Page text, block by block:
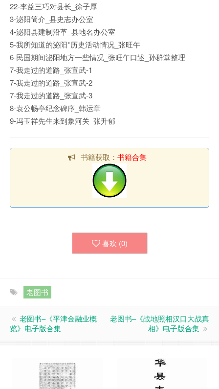
22-李益三巧对县长_徐子厚
3-泌阳简介_县史志办公室
4-泌阳县建制沿革_县地名办公室
5-我所知道的泌阳*历史活动情况_张旺午
6-民国期间泌阳地方一些情况_张旺午口述_孙群堂整理
7-我走过的道路_张宣武-1
7-我走过的道路_张宣武-2
7-我走过的道路_张宣武-3
8-袁公畅亭纪念碑序_韩运章
9-冯玉祥先生来到象河关_张升郁
书籍获取： 书籍合集
喜欢 (0)
老图书
老图书–《平津金融业概
览》电子版合集
老图书–《战地照相汉口大战真
相》电子版合集